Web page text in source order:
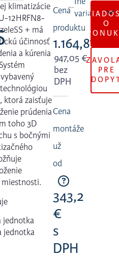
klimatizácie
12HRFN8-
+ má
účinnosť
a kúrenia
ktorá zaisťuje
prúdenia
toho 3D
s bočnými
jednotka
jednotka
Cena
produktu
1.164,87€
947,05€
bez
DPH
Cena
montáže
už
od
343,2
€
s
DPH
O
PRE